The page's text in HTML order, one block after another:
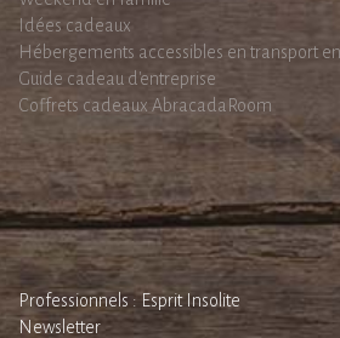
Idées cadeaux
Hébergements accessibles en transport
Guide cadeau d'entreprise
Coffrets cadeaux AbracadaRoom
Professionnels : Esprit Insolite
Newsletter